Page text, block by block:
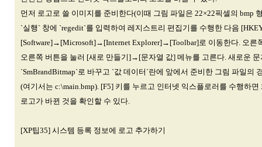
먼저 로고로 쓸 이미지를 준비한다(이때 그림 파일은 22×22픽셀의 bmp
`실행` 창에 `regedit`를 입력하여 레지스트리 편집기를 수행한 다음
[Software]→[Microsoft]→[Internet Explorer]→[Toolbar]로 이동한다. 오른
오른쪽 버튼을 눌러 [새로 만들기]→[문자열 값] 메뉴를 고른다. 새로운
`SmBrandBitmap`로 바꾸고 `값 데이터`란에 앞에서 준비한 그림 파일의
(여기서는 c:\main.bmp). [F5] 키를 누르고 인터넷 익스플로러를 수행하면
로고가 바뀐 것을 확인할 수 있다.
[XP팁35] 시스템 등록 정보에 로고 추가하기